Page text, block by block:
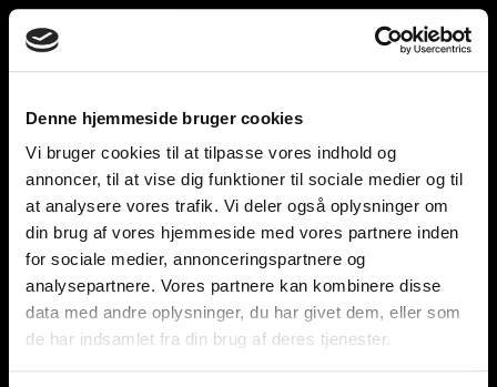
Denne hjemmeside bruger cookies
Vi bruger cookies til at tilpasse vores indhold og
annoncer, til at vise dig funktioner til sociale medier og til
at analysere vores trafik. Vi deler også oplysninger om
din brug af vores hjemmeside med vores partnere inden
for sociale medier, annonceringspartnere og
analysepartnere. Vores partnere kan kombinere disse
data med andre oplysninger, du har givet dem, eller som
de har indsamlet fra din brug af deres tjenester.
Toggle
navigation
unnu
Help and support
Retailers
Browse for inspiration
SØREN FRICHS VEJ 52, 8230 AABYHØJ
+4586997400
INFO@UNNU.NU